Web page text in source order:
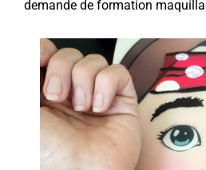
demande de formation